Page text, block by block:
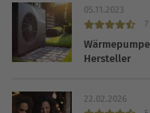
05.11.2023
7
Hersteller
22.02.2026